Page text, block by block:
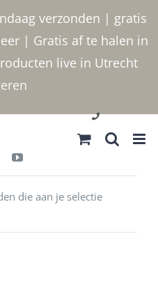
verzonden | gratis
| Gratis af te halen in
live in Utrecht
030 2400000
die aan je selectie